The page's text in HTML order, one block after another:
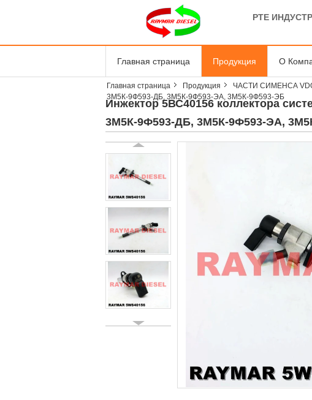
PTE
Главная страница Продукция О
Главная страница Продукция ЧАСТИ СИМЕНСА
3М5К-9Ф593-ДБ, 3М5К-9Ф593-ЭА, 3М5К-9Ф593-ЭБ
Инжектор 5ВС40156 коллектора
3М5К-9Ф593-ДБ, 3М5К-9Ф593-ЭА,